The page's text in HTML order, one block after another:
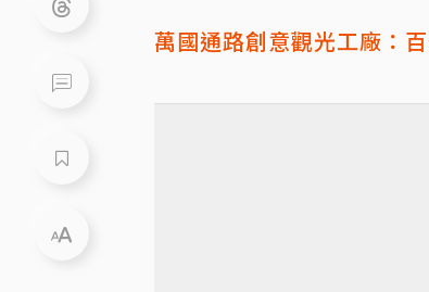
萬國通路創意觀光工廠：